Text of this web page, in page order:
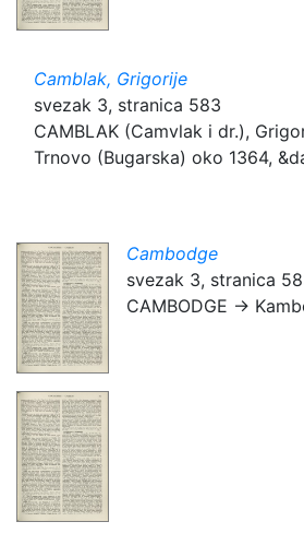
Camblak, Grigorije
svezak 3, stranica 583
CAMBLAK (Camvlak i dr.),
Trnovo (Bugarska) oko 1364,
Cambodge
svezak 3, stranica
CAMBODGE →